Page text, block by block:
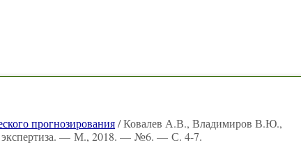
прогнозирования/ Ковалев А.В., Владимиров В.Ю.,
экспертиза. — М., 2018. — №6. — С. 4-7.